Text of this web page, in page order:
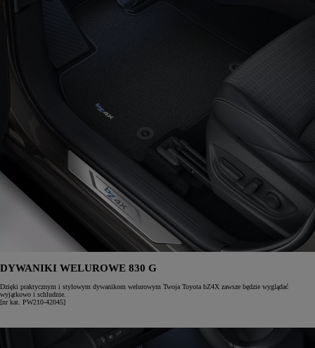
DYWANIKI WELUROWE 830 G
Dzięki praktycznym i stylowym dywanikom welurowym Twoja Toyota bZ4X zawsze będzie wyglądać
wyjątkowo i schludnie.
[nr kat. PW210-42045]